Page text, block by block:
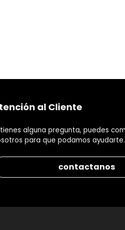
al Cliente
tienes alguna pregunta, puedes
para que podamos ayudarte.
contactanos